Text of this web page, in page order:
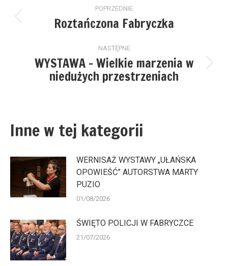
wpisów
POPRZEDNIE
Poprzedni
Roztańczona Fabryczka
NASTĘPNE
Następny
wpis:
WYSTAWA – Wielkie marzenia w
niedużych przestrzeniach
Inne w tej kategorii
WERNISAŻ WYSTAWY „UŁAŃSKA
OPOWIEŚĆ” AUTORSTWA MARTY
PUZIO
01/08/2026
ŚWIĘTO POLICJI W FABRYCZCE
21/07/2026